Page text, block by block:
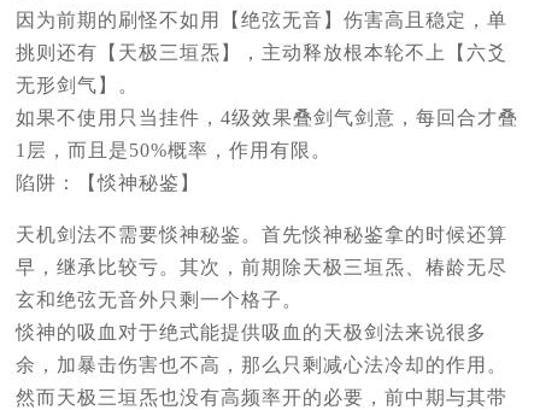
因为前期的刷怪不如用【绝弦无音】伤害高且稳定，单
挑则还有【天极三垣炁】，主动释放根本轮不上【六爻
无形剑气】。
如果不使用只当挂件，4级效果叠剑气剑意，每回合才叠
1层，而且是50%概率，作用有限。
陷阱：【惔神秘鉴】
天机剑法不需要惔神秘鉴。首先惔神秘鉴拿的时候还算
早，继承比较亏。其次，前期除天极三垣炁、椿龄无尽
玄和绝弦无音外只剩一个格子。
惔神的吸血对于绝式能提供吸血的天极剑法来说很多
余，加暴击伤害也不高，那么只剩减心法冷却的作用。
然而天极三垣炁也没有高频率开的必要，前中期与其带